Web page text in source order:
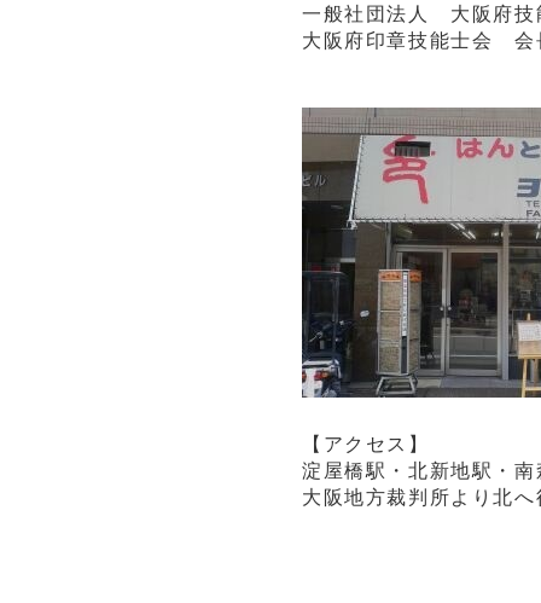
一般社団法人 大阪府
大阪府印章技能士会 会
【アクセス】
淀屋橋駅・北新地駅・
大阪地方裁判所より北